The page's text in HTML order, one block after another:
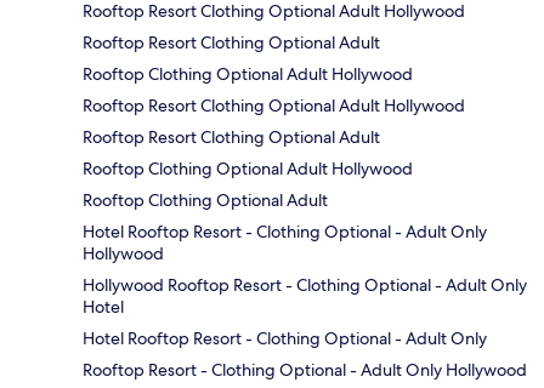
Rooftop Resort Clothing Optional Adult Hollywood
Rooftop Resort Clothing Optional Adult
Rooftop Clothing Optional Adult Hollywood
Rooftop Resort Clothing Optional Adult Hollywood
Rooftop Resort Clothing Optional Adult
Rooftop Clothing Optional Adult Hollywood
Rooftop Clothing Optional Adult
Hotel Rooftop Resort - Clothing Optional - Adult Only
Hollywood
Hollywood Rooftop Resort - Clothing Optional - Adult Only
Hotel
Hotel Rooftop Resort - Clothing Optional - Adult Only
Rooftop Resort - Clothing Optional - Adult Only Hollywood